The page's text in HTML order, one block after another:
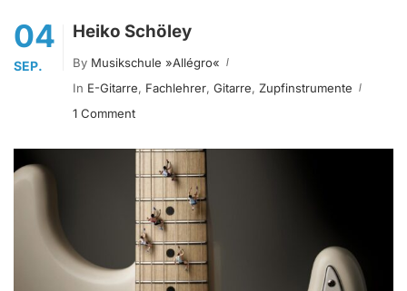
04
SEP.
Heiko Schöley
By Musikschule »allégro«
In E-Gitarre, Fachlehrer, Gitarre, Zupfinstrumente
1 Comment